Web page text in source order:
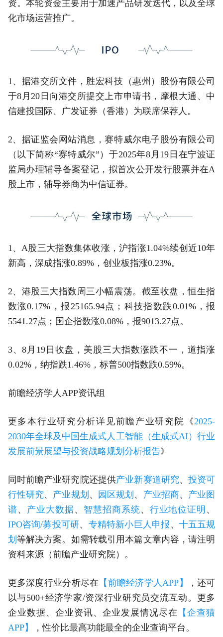
资。本轮资金主要用于加速产品研发迭代，以及全球
化市场运营推广。
1、据港交所文件，胜宏科技（惠州）股份有限公司
于8月20日向港交所提交上市申请书，摩根大通、中
信建投国际、广发证券（香港）为联席保荐人。
2、据证监会网站消息，赛特威尔电子股份有限公司
（以下简称“赛特威尔”）于2025年8月19日在宁波证
监局办理辅导备案登记，拟首次公开发行股票并在A
股上市，辅导券商为中信证券。
1、A股三大指数集体收涨，沪指涨1.04%续创近10年
新高，深成指涨0.89%，创业板指涨0.23%。
2、港股三大指数周三小幅震荡。截至收盘，恒生指
数涨0.17%，报25165.94点；科技指数跌0.01%，报
5541.27点；国企指数涨0.08%，报9013.27点。
3、8月19日收盘，美股三大指数涨跌不一，道指涨
0.02%，纳指跌1.46%，标普500指数跌0.59%。
前瞻经济学人APP资讯组
更多本行业研究分析详见前瞻产业研究院《2025-
2030年全球及中国生成式人工智能（生成式AI）行业
发展前景展望与投资战略规划分析报告》
同时前瞻产业研究院还提供产业新赛道研究、投资可
行性研究、 产业规划 、 园区规划 、 产业招商、 产业图
谱、 产业大数据、 智慧招商系统、 行业地位证明 、
IPO咨询/募投可研、 专精特新小巨人申报 、 十五五规
划 等解决方案。如需转载引用本篇文章内容，请注明
资料来源（前瞻产业研究院）。
更多深度行业分析尽在 【前瞻经济学人APP】
，还可
以与500+经济学家/资深行业研究员交流互动。更多
企业数据、企业资讯、企业发展情况尽在
【企查猫
APP】
，性价比最高功能最全的企业查询平台。